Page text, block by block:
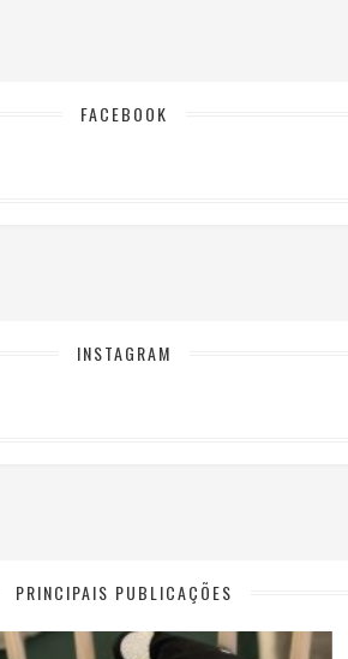
FACEBOOK
INSTAGRAM
PRINCIPAIS PUBLICAÇÕES